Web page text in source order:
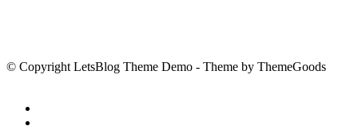
© Copyright LetsBlog Theme Demo - Theme by ThemeGoods